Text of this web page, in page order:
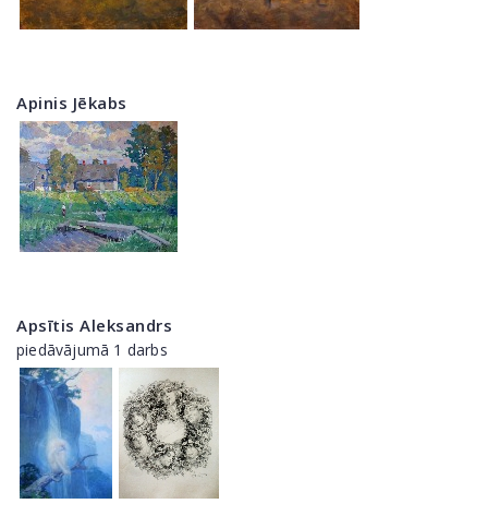
Apinis Jēkabs
Apsītis Aleksandrs
piedāvājumā 1 darbs